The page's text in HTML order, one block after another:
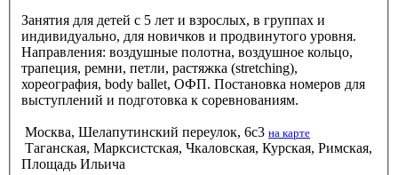
Занятия для детей с 5 лет и взрослых, в группах и
индивидуально, для новичков и продвинутого уровня.
Направления: воздушные полотна, воздушное кольцо,
трапеция, ремни, петли, растяжка (stretching),
хореография, body ballet, ОФП. Постановка номеров для
выступлений и подготовка к соревнованиям.
Москва, Шелапутинский переулок, 6с3 на карте
Таганская, Марксистская, Чкаловская, Курская, Римская,
Площадь Ильича